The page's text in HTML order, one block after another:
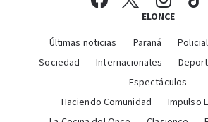
ELONCE
Últimas noticias Paraná
Sociedad
Internacionales
Espectáculos
Haciendo Comunidad
Impulso